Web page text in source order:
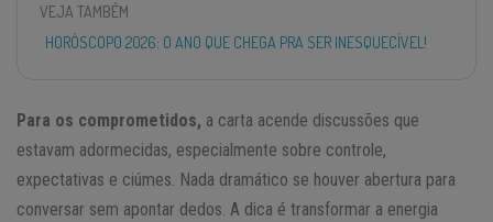
VEJA TAMBÉM
HORÓSCOPO 2026: O ANO QUE CHEGA PRA SER INESQUECÍVEL!
Para os comprometidos, a carta acende discussões que
estavam adormecidas, especialmente sobre controle,
expectativas e ciúmes. Nada dramático se houver abertura para
conversar sem apontar dedos. A dica é transformar a energia